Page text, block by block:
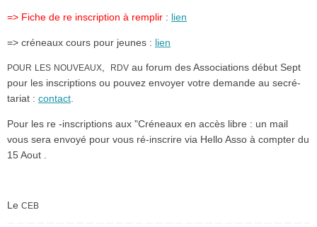
=> Fiche de re inscription à remplir : lien
=> créneaux cours pour jeunes : lien
POUR LES NOUVEAUX, RDV au forum des Associations début Sept
pour les inscrip­tions ou pouvez envoyer votre demande au secré­
tariat : contact.
Pour les re ‑inscrip­tions aux "Créneaux en accès libre : un mail
vous sera envoyé pour vous ré-inscrire via Hello Asso à compter du
15 Aout .
Le CEB